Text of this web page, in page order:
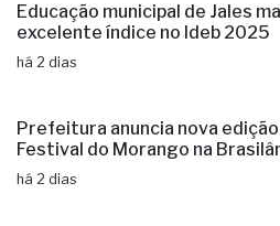
Educação municipal de Jales
excelente índice no Ideb 2025
há 2 dias
Prefeitura anuncia nova
Festival do Morango na
há 2 dias